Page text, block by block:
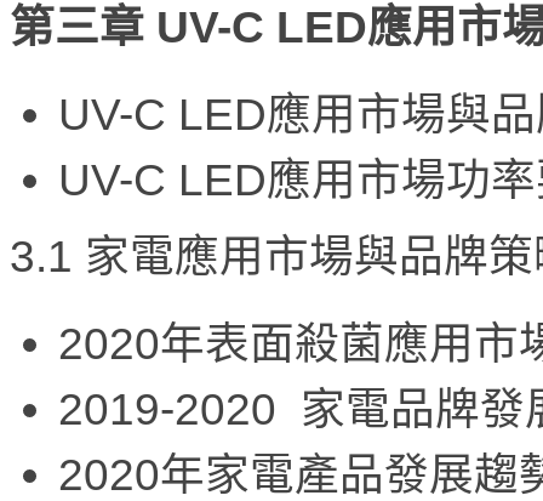
第三章 UV-C LED應用市
UV-C LED應用市場與
UV-C LED應用市場功
3.1 家電應用市場與品牌
2020年表面殺菌應用市
2019-2020 家電品牌發
2020年家電產品發展趨